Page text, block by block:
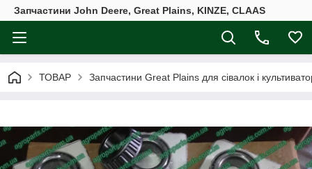
Запчастини John Deere, Great Plains, KINZE, CLAAS
ТОВАР Запчастини Great Plains для сівалок і